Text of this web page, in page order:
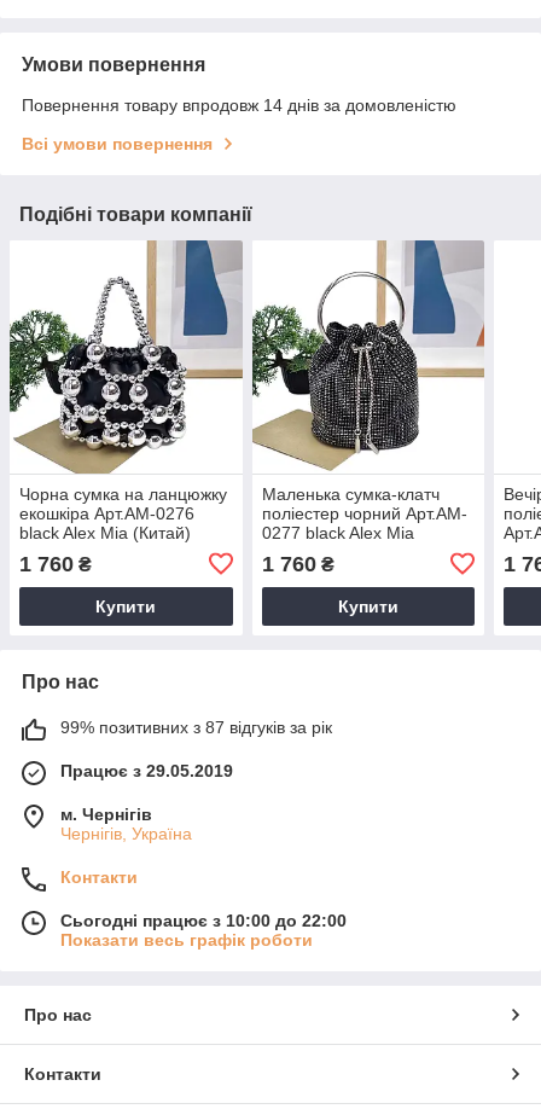
Умови повернення
Повернення товару впродовж 14 днів за домовленістю
Всі умови повернення
Подібні товари компанії
Чорна сумка на ланцюжку
екошкіра Арт.AM-0276
black Alex Mia (Китай)
1 760 ₴
Купити
Маленька сумка-клатч
поліестер чорний Арт.AM-
0277 black Alex Mia
1 760₴
Купити
1
Про нас
99% позитивних з 87 відгуків за рік
Працює з 29.05.2019
м. Чернігів
Чернігів, Україна
Контакти
Сьогодні працює з 10:00 до 22:00
Показати весь графік роботи
Про нас
Контакти